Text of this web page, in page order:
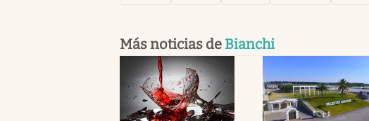
Más noticias de Bianchi